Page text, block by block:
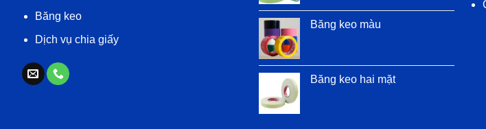
Băng keo
Dịch vụ chia giấy
Băng keo màu
Băng keo hai mặt